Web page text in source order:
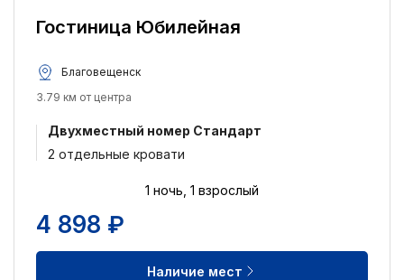
Гостиница Юбилейная
Благовещенск
3.79 км от центра
Двухместный номер Стандарт
2 отдельные кровати
1 ночь, 1 взрослый
4 898 ₽
Наличие мест